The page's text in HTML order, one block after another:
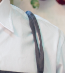
集